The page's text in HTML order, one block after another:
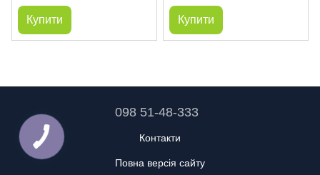
Купити Купити
098 51-48-333
Контакти
Повна версія сайту